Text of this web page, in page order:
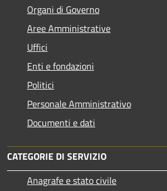
Organi di Governo
Aree Amministrative
Uffici
Enti e fondazioni
Politici
Personale Amministrativo
Documenti e dati
CATEGORIE DI SERVIZIO
Anagrafe e stato civile